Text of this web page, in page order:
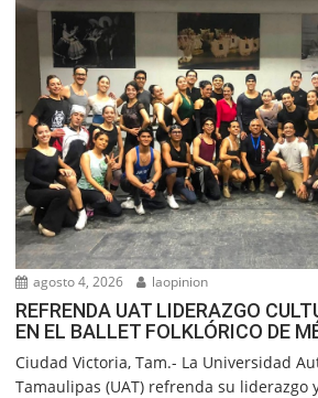
agosto 4, 2026 laopinion
REFRENDA UAT LIDERAZGO
EN EL BALLET FOLKLÓRICO DE
Ciudad Victoria, Tam.- La Universidad
Tamaulipas (UAT) refrenda su